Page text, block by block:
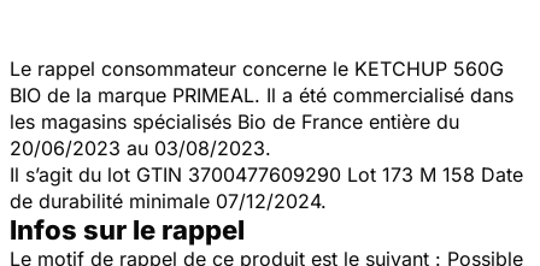
Le rappel consommateur concerne le KETCHUP 560G
BIO de la marque PRIMEAL. Il a été commercialisé dans
les magasins spécialisés Bio de France entière du
20/06/2023 au 03/08/2023.
Il s’agit du lot GTIN 3700477609290 Lot 173 M 158 Date
de durabilité minimale 07/12/2024.
Infos sur le rappel
Le motif de rappel de ce produit est le suivant : Possible